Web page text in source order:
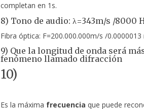
completan en 1s.
8) Tono de audio: λ=343m/s /8000
Fibra óptica: F=200.000.000m/s /
9) Que la longitud de onda será
fenómeno llamado difracción
10)
Es la máxima frecuencia que puede